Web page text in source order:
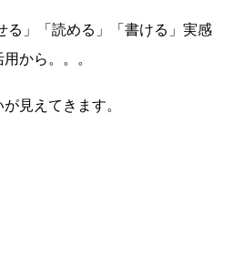
る」「読める」「書ける」実感
から。。。
見えてきます。